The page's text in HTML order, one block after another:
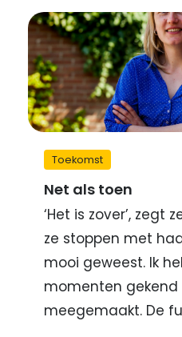
Toekomst
Net als toen
‘Het is zover’, zegt
ze stoppen met
mooi geweest. Ik
momenten gekend
meegemaakt. De